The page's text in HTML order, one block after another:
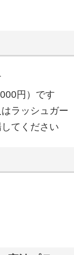
円）です
ラッシュガー
てください